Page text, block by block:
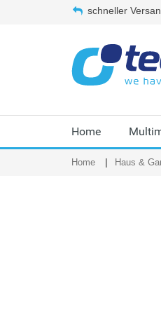
schneller
Home
Home Haus &